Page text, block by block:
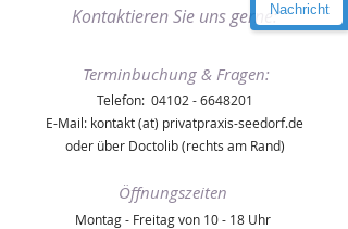
Kontaktieren Sie uns gerne:
Terminbuchung & Fragen:
Telefon: 04102 - 6648201
E-Mail: kontakt (at) privatpraxis-seedorf.de
oder über Doctolib (rechts am Rand)
Öffnungszeiten
Montag - Freitag von 10 - 18 Uhr
Nachricht